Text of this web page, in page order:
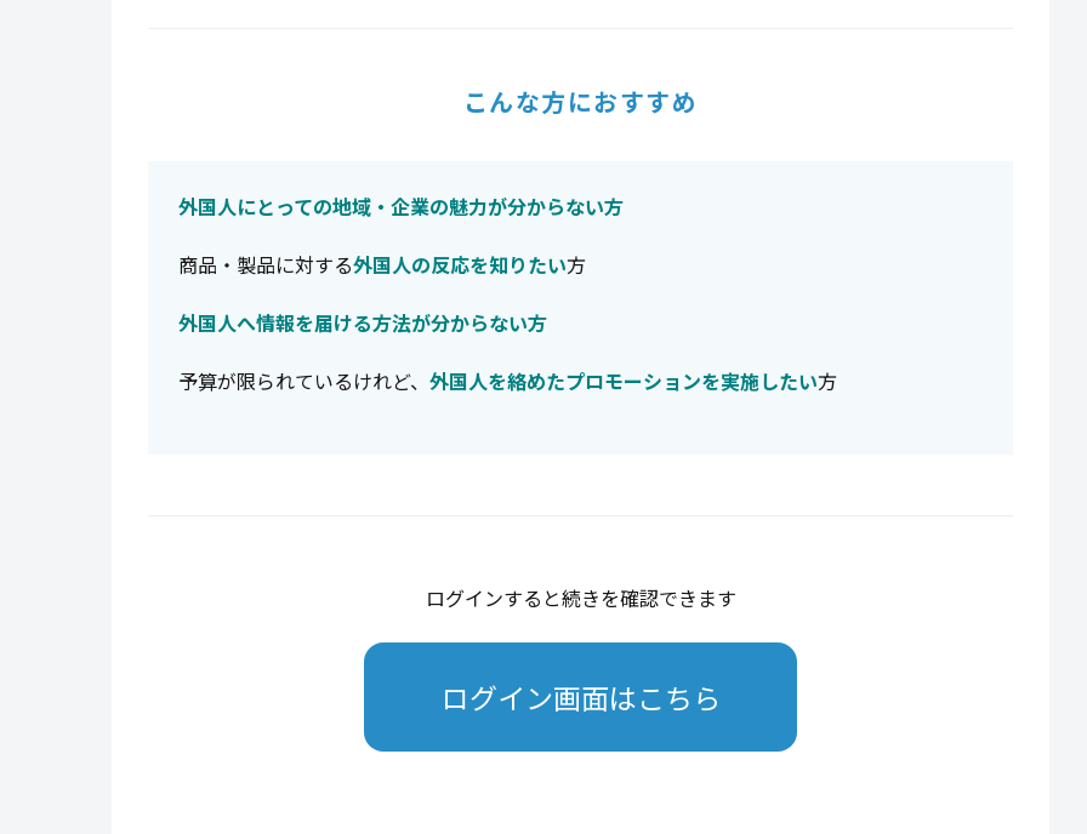
こんな方におすすめ
外国人にとっての地域・企業の魅力が分からない方
商品・製品に対する外国人の反応を知りたい方
外国人へ情報を届ける方法が分からない方
予算が限られているけれど、 外国人を絡めたプロモーションを実施したい方
ログインすると続きを確認できます
ログイン画面はこちら